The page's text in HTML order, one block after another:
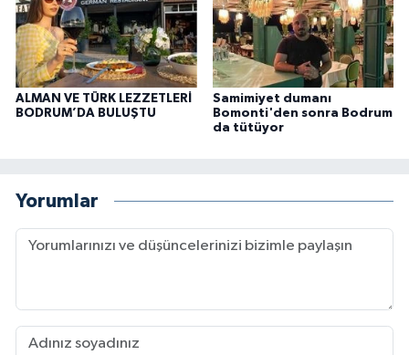
ALMAN VE TÜRK LEZZETLERİ
BODRUM’DA BULUŞTU
Samimiyet dumanı
Bomonti'den sonra Bodrum
da tütüyor
Yorumlar